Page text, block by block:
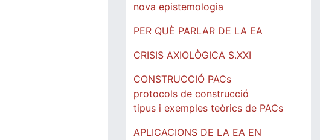
nova epistemologia
PER QUÈ PARLAR DE LA EA
CRISIS AXIOLÒGICA S.XXI
CONSTRUCCIÓ PACs
protocols de construcció
tipus i exemples teòrics de PACs
APLICACIONS DE LA EA EN